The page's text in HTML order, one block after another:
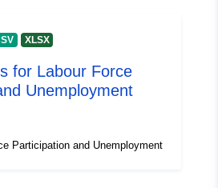
XLSX
for Labour Force
Unemployment
Participation and Unemployment